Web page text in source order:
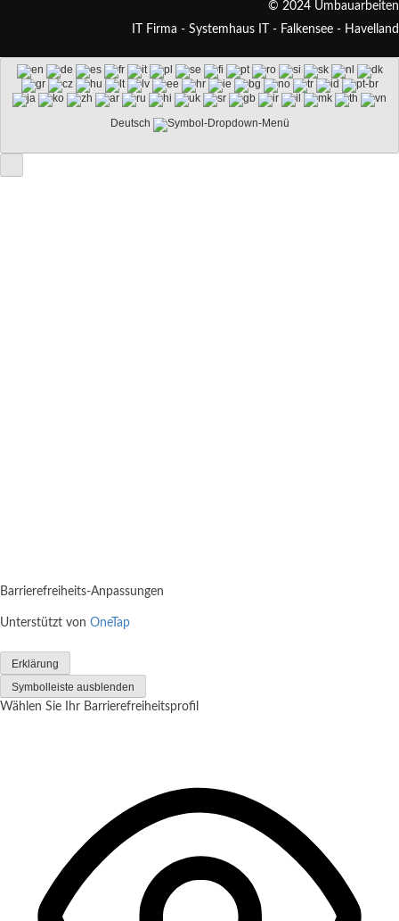
© 2024 Umbauarbeiten
IT Firma - Systemhaus IT - Falkensee - Havelland
Deutsch
Barrierefreiheits-Anpassungen
Unterstützt von OneTap
Erklärung
Symbolleiste ausblenden
Wählen Sie Ihr Barrierefreiheitsprofil